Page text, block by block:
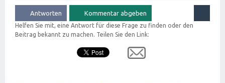
Helfen Sie mit, eine Antwort für diese Frage zu finden oder den
Beitrag bekannt zu machen. Teilen Sie den Link: